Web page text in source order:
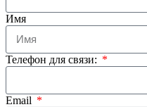
Имя
Телефон для связи:
Email